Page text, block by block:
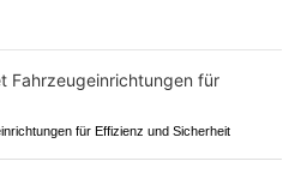
für Effizienz und Sicherheit